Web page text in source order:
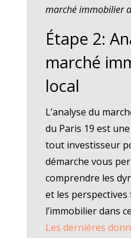
marché immobilier
Étape 2:
marché
local
L’analyse du
du Paris 19 est
tout investisseur
démarche vous
comprendre les
et les
l’immobilier dans
Les dernières